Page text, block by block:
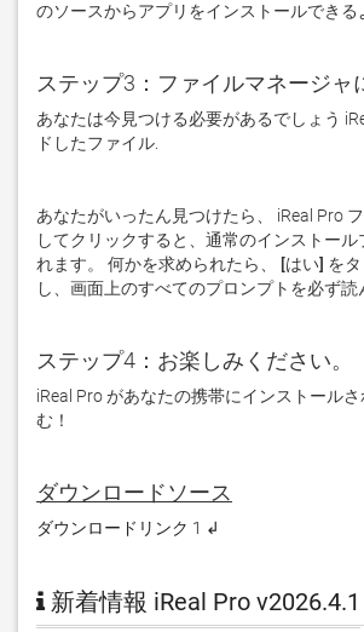
のソースからアプリをインストールできる
ステップ3：ファイルマネージャ
あなたは今見つける必要があるでしょう
ドしたファイル.
あなたがいったん見つけたら、 iReal Pro
してクリックすると、通常のインストール
れます。 何かを求められたら、
[はい] を
し、画面上のすべてのプロンプトを必ず読
ステップ4：お楽しみください。
iReal Pro があなたの携帯にインストール
む！
ダウンロードソース
ダウンロードリンク 1 ↲
新着情報 iReal Pro v2026.4.1